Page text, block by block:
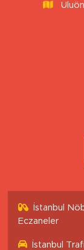
İstanbul
Eczaneler
İstanbul